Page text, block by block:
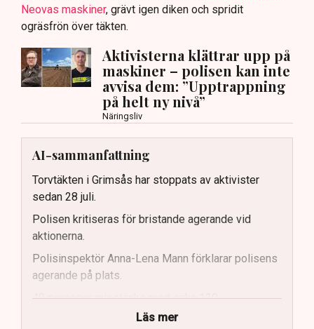
Neovas maskiner, grävt igen diken och spridit
ogräsfrön över täkten.
Aktivisterna klättrar upp på
maskiner – polisen kan inte
avvisa dem: ”Upptrappning
på helt ny nivå”
Näringsliv
AI-sammanfattning
Torvtäkten i Grimsås har stoppats av aktivister
sedan 28 juli.
Polisen kritiseras för bristande agerande vid
aktionerna.
Polisinspektör Anna-Lena Mann förklarar polisens
agerande på plats.
40 personer misstänks med cirka 120
brottsmisstankar kopplade.
Läs mer